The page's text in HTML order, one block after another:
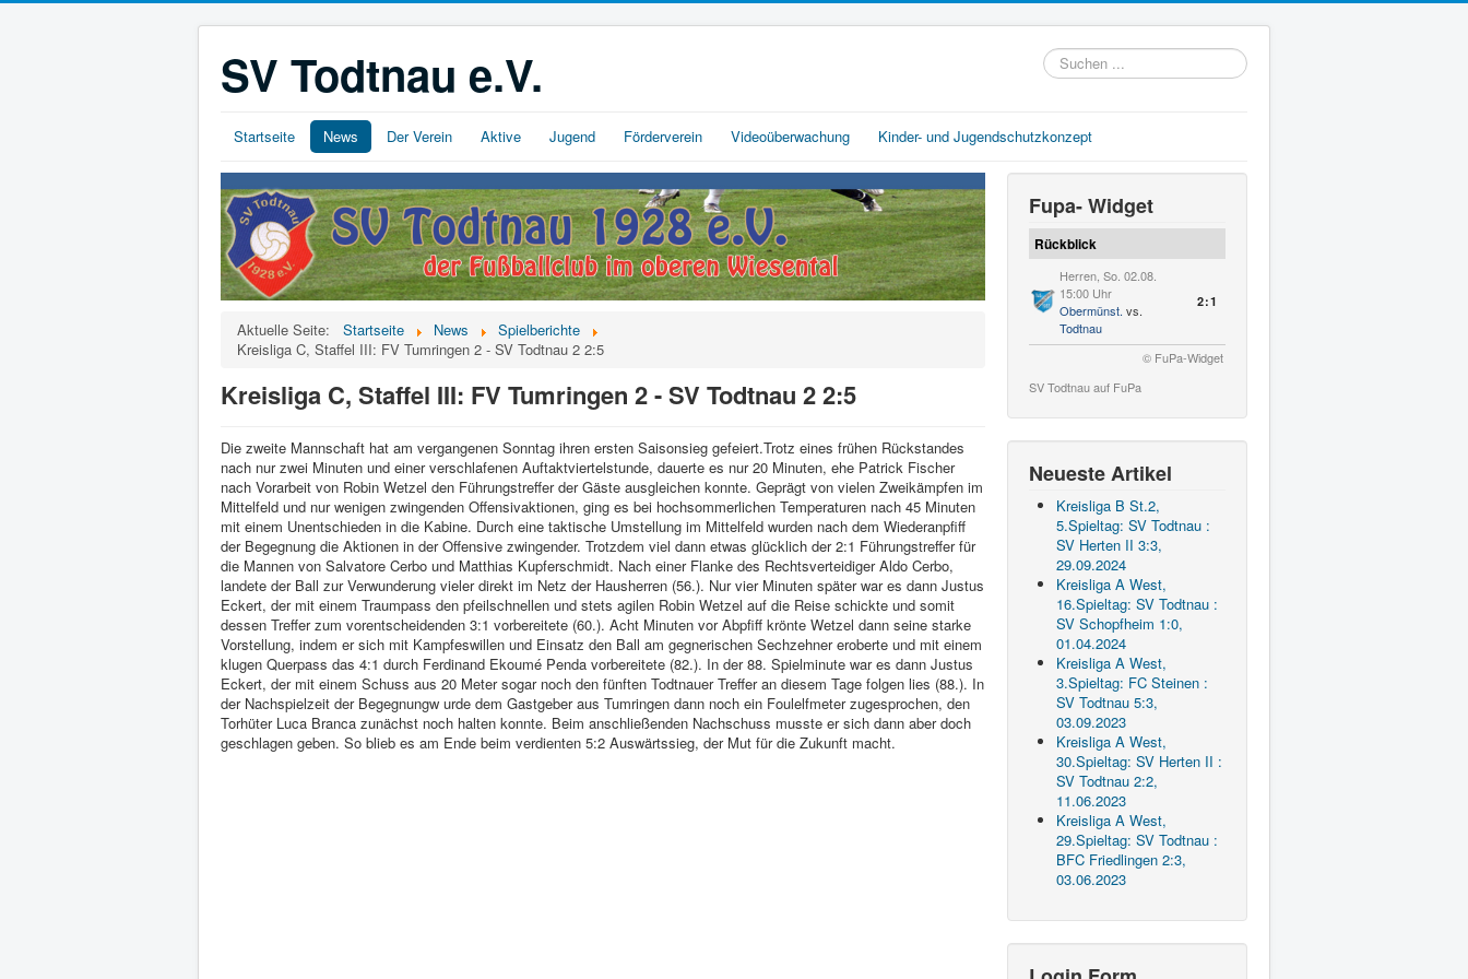
SV Todtnau e.V.
Suchen
...
Startseite News Der Verein Aktive Jugend Förderverein Videoüberwachung Kinder- und Jugendschutzkonzept
Aktuelle Seite: Startseite News
Spielberichte
Kreisliga C, Staffel III: FV Tumringen 2 - SV Todtnau 2 2:5
Kreisliga C, Staffel III: FV Tumringen 2 - SV Todtnau 2 2:5
Die zweite Mannschaft hat am vergangenen Sonntag ihren ersten Saisonsieg gefeiert.Trotz eines frühen Rückstandes
nach nur zwei Minuten und einer verschlafenen Auftaktviertelstunde, dauerte es nur 20 Minuten, ehe Patrick Fischer
nach Vorarbeit von Robin Wetzel den Führungstreffer der Gäste ausgleichen konnte. Geprägt von vielen Zweikämpfen im
Mittelfeld und nur wenigen zwingenden Offensivaktionen, ging es bei hochsommerlichen Temperaturen nach 45 Minuten
mit einem Unentschieden in die Kabine. Durch eine taktische Umstellung im Mittelfeld wurden nach dem Wiederanpfiff
der Begegnung die Aktionen in der Offensive zwingender. Trotzdem viel dann etwas glücklich der 2:1 Führungstreffer für
die Mannen von Salvatore Cerbo und Matthias Kupferschmidt. Nach einer Flanke des Rechtsverteidiger Aldo Cerbo,
landete der Ball zur Verwunderung vieler direkt im Netz der Hausherren (56.). Nur vier Minuten später war es dann Justus
Eckert, der mit einem Traumpass den pfeilschnellen und stets agilen Robin Wetzel auf die Reise schickte und somit
dessen Treffer zum vorentscheidenden 3:1 vorbereitete (60.). Acht Minuten vor Abpfiff krönte Wetzel dann seine starke
Vorstellung, indem er sich mit Kampfeswillen und Einsatz den Ball am gegnerischen Sechzehner eroberte und mit einem
klugen Querpass das 4:1 durch Ferdinand Ekoumé Penda vorbereitete (82.). In der 88. Spielminute war es dann Justus
Eckert, der mit einem Schuss aus 20 Meter sogar noch den fünften Todtnauer Treffer an diesem Tage folgen lies (88.). In
der Nachspielzeit der Begegnungw urde dem Gastgeber aus Tumringen dann noch ein Foulelfmeter zugesprochen, den
Torhüter Luca Branca zunächst noch halten konnte. Beim anschließenden Nachschuss musste er sich dann aber doch
geschlagen geben. So blieb es am Ende beim verdienten 5:2 Auswärtssieg, der Mut für die Zukunft macht.
Fupa- Widget
Rückblick
Herren, So. 02.08.
15:00 Uhr
Obermünst. vs.
Todtnau
2:1
© FuPa-Widget
SV Todtnau auf FuPa
Neueste Artikel
Kreisliga B St.2,
5.Spieltag: SV Todtnau :
SV Herten II 3:3,
29.09.2024
Kreisliga A West,
16.Spieltag: SV Todtnau :
SV Schopfheim 1:0,
01.04.2024
Kreisliga A West,
3.Spieltag: FC Steinen :
SV Todtnau 5:3,
03.09.2023
Kreisliga A West,
30.Spieltag: SV Herten II :
SV Todtnau 2:2,
11.06.2023
Kreisliga A West,
29.Spieltag: SV Todtnau :
BFC Friedlingen 2:3,
03.06.2023